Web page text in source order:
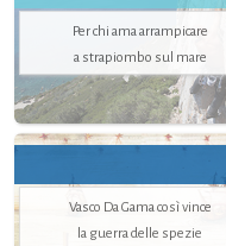
Per chi ama arrampicare
a strapiombo sul mare
Vasco Da Gama così vince
la guerra delle spezie